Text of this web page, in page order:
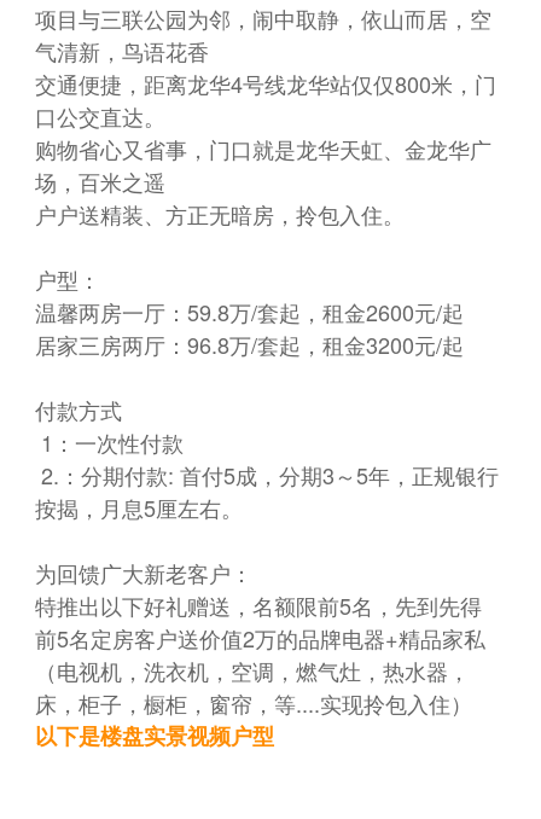
项目与三联公园为邻，闹中取静，依山而居，空
气清新，鸟语花香
交通便捷，距离龙华4号线龙华站仅仅800米，门
口公交直达。
购物省心又省事，门口就是龙华天虹、金龙华广
场，百米之遥
户户送精装、方正无暗房，拎包入住。
户型：
温馨两房一厅：59.8万/套起，租金2600元/起
居家三房两厅：96.8万/套起，租金3200元/起
付款方式
1：一次性付款
2.：分期付款: 首付5成，分期3～5年，正规银行
按揭，月息5厘左右。
为回馈广大新老客户：
特推出以下好礼赠送，名额限前5名，先到先得
前5名定房客户送价值2万的品牌电器+精品家私
（电视机，洗衣机，空调，燃气灶，热水器，
床，柜子，橱柜，窗帘，等....实现拎包入住）
以下是楼盘实景视频户型